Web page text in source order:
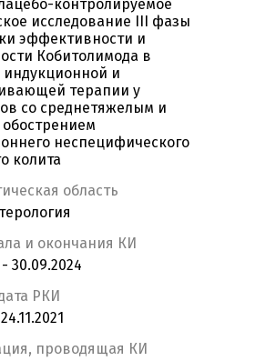
контролируемое
исследование III фазы
эффективности и
Кобитолимода в
индукционной и
терапии у
со среднетяжелым и
неспецифического
колита
область
и окончания КИ
- 30.09.2024
РКИ
проводящая КИ